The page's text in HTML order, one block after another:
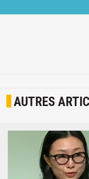
AUTRES